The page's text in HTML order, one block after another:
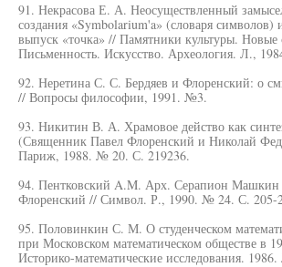
91. Некрасова Е. А. Неосуществленный
создания «Symbolarium'a» (словаря символов)
выпуск «точка» // Памятники культуры. Новые
Письменность. Искусство. Археология. Л.,
92. Неретина С. С. Бердяев и Флоренский: о
// Вопросы философии, 1991. №3.
93. Никитин В. А. Храмовое действо как
(Священник Павел Флоренский и Николай
Париж, 1988. № 20. С. 219236.
94. Пентковский A.M. Арх. Серапион Машкин
Флоренский // Символ. Р., 1990. № 24. С. 205-
95. Половинкин С. М. О студенческом
при Московском математическом обществе в
Историко-математические исследования.